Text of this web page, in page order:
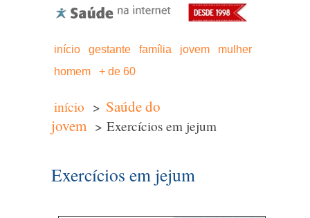
início gestante família jovem
mulher
homem
+ de 60
início > Saúde do
jovem > Exercícios em jejum
Exercícios em jejum